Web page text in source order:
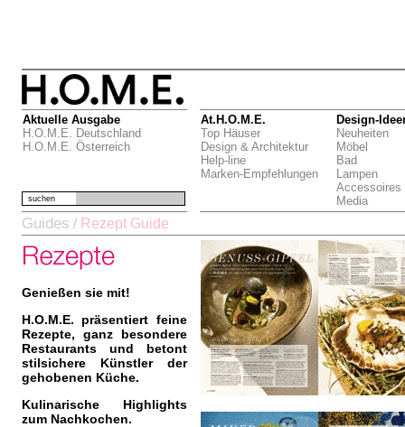
Aktuelle Ausgabe
H.O.M.E. Deutschland
H.O.M.E. Österreich
At.H.O.M.E.
Top Häuser
Design & Architektur
Help-line
Marken-Empfehlungen
Design-
Neuheiten
Möbel
Bad
Lampen
Accessoires
Media
suchen
Guides / Rezept Guide
Genießen sie mit!
H.O.M.E. präsentiert feine
Rezepte, ganz besondere
Restaurants und betont
stilsichere Künstler der
gehobenen Küche.
Kulinarische Highlights
zum Nachkochen.